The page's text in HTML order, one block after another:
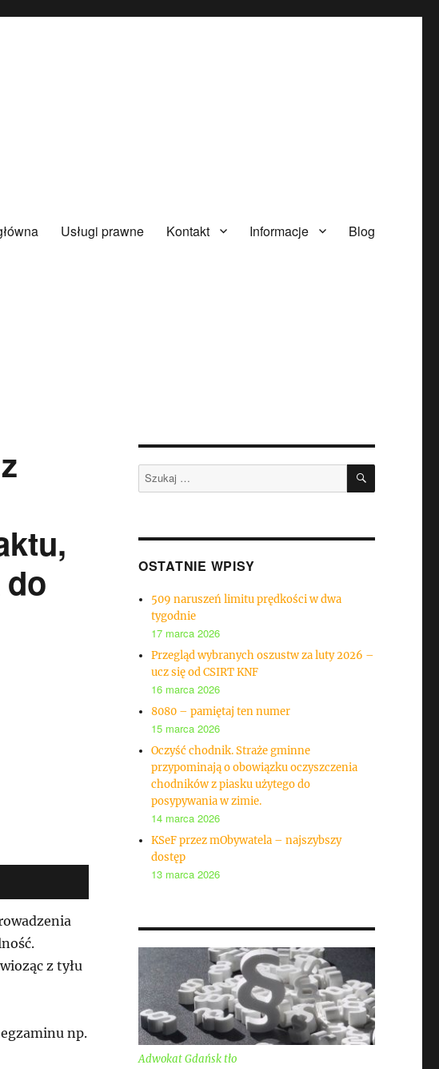
Usługi prawne Kontakt Informacje Blog
z tyłu
np.
Szukaj: SZUKAJ
OSTATNIE WPISY
509 naruszeń limitu prędkości w dwa
tygodnie
17 marca 2026
Przegląd wybranych oszustw za luty 2026 –
ucz się od CSIRT KNF
16 marca 2026
8080 – pamiętaj ten numer
15 marca 2026
Oczyść chodnik. Straże gminne
przypominają o obowiązku oczyszczenia
chodników z piasku użytego do
posypywania w zimie.
14 marca 2026
KSeF przez mObywatela – najszybszy
dostęp
13 marca 2026
Adwokat Gdańsk tło